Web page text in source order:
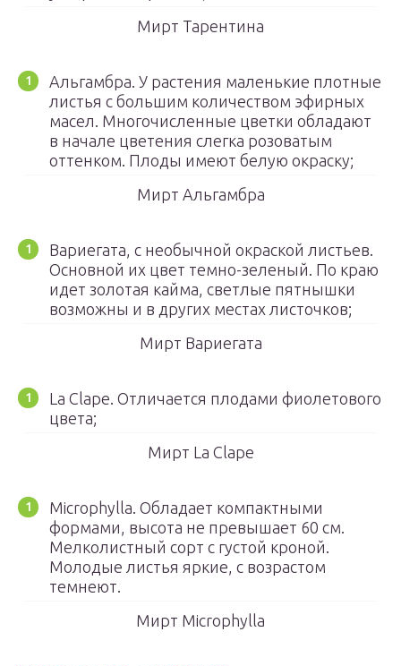
Мирт Тарентина
Альгамбра. У растения маленькие плотные
листья с большим количеством эфирных
масел. Многочисленные цветки обладают
в начале цветения слегка розоватым
оттенком. Плоды имеют белую окраску;
Мирт Альгамбра
Вариегата, с необычной окраской листьев.
Основной их цвет темно-зеленый. По краю
идет золотая кайма, светлые пятнышки
возможны и в других местах листочков;
Мирт Вариегата
La Clape. Отличается плодами фиолетового
цвета;
Мирт La Clape
Microphylla. Обладает компактными
формами, высота не превышает 60 см.
Мелколистный сорт с густой кроной.
Молодые листья яркие, с возрастом
темнеют.
Мирт Microphylla